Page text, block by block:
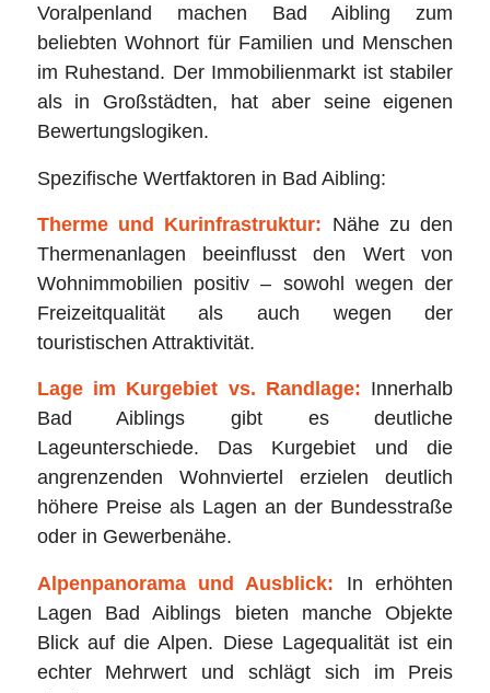
Voralpenland machen Bad Aibling zum
beliebten Wohnort für Familien und Menschen
im Ruhestand. Der Immobilienmarkt ist stabiler
als in Großstädten, hat aber seine eigenen
Bewertungslogiken.
Spezifische Wertfaktoren in Bad Aibling:
Therme und Kurinfrastruktur: Nähe zu den
Thermenanlagen beeinflusst den Wert von
Wohnimmobilien positiv – sowohl wegen der
Freizeitqualität als auch wegen der
touristischen Attraktivität.
Lage im Kurgebiet vs. Randlage: Innerhalb
Bad Aiblings gibt es deutliche
Lageunterschiede. Das Kurgebiet und die
angrenzenden Wohnviertel erzielen deutlich
höhere Preise als Lagen an der Bundesstraße
oder in Gewerbenähe.
Alpenpanorama und Ausblick: In erhöhten
Lagen Bad Aiblings bieten manche Objekte
Blick auf die Alpen. Diese Lagequalität ist ein
echter Mehrwert und schlägt sich im Preis